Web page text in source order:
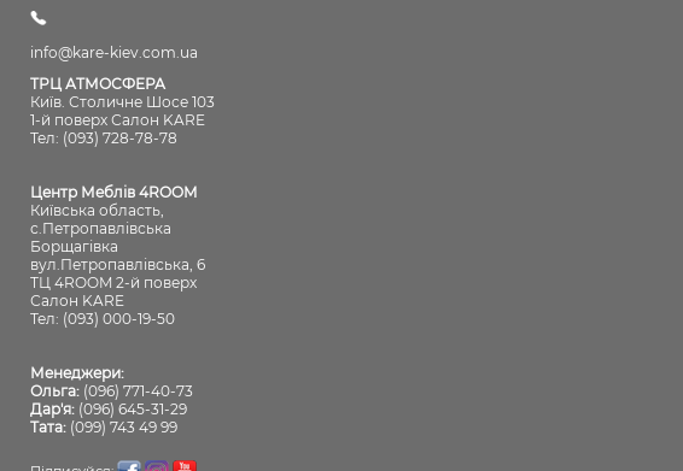
info@kare-kiev.com.ua
ТРЦ АТМОСФЕРА
Київ. Столичне Шосе 103
1-й поверх Салон KARE
Тел: (093) 728-78-78
Центр Меблів 4ROOM
Київська область,
с.Петропавлівська
Борщагівка
вул.Петропавлівська, 6
ТЦ 4ROOM 2-й поверх
Салон KARE
Тел: (093) 000-19-50
Менеджери:
Ольга: (096) 771-40-73
Дар'я: (096) 645-31-29
Тата: (099) 743 49 99